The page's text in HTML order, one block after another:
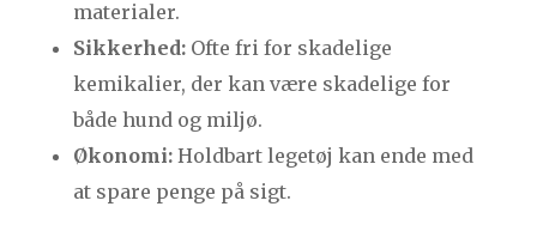
materialer.
Sikkerhed:Ofte fri for skadelige
kemikalier, der kan være skadelige for
både hund og miljø.
Økonomi:Holdbart legetøj kan ende med
at spare penge på sigt.